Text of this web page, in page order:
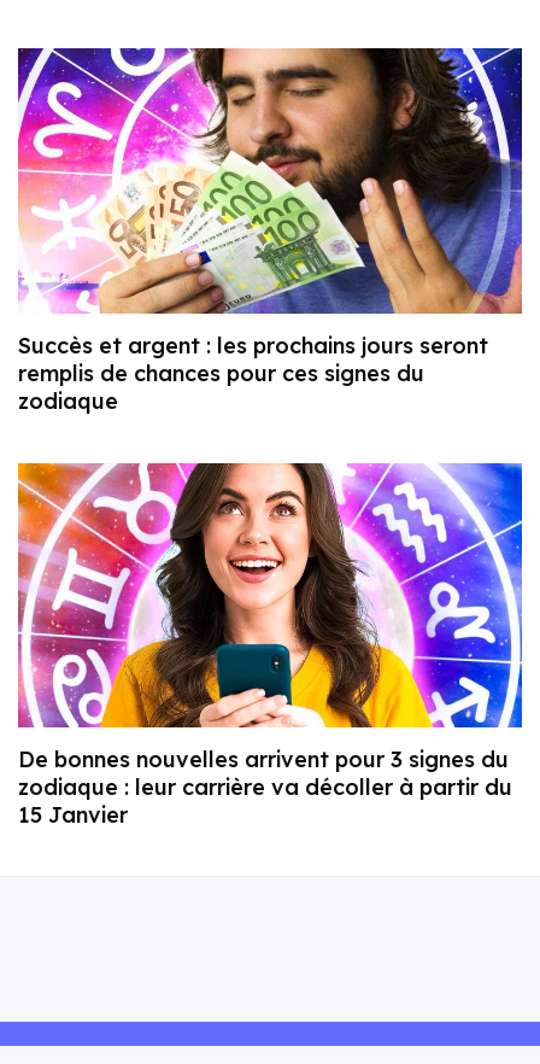
Succès et argent : les prochains jours seront
remplis de chances pour ces signes du
zodiaque
De bonnes nouvelles arrivent pour 3 signes du
zodiaque : leur carrière va décoller à partir du
15 Janvier